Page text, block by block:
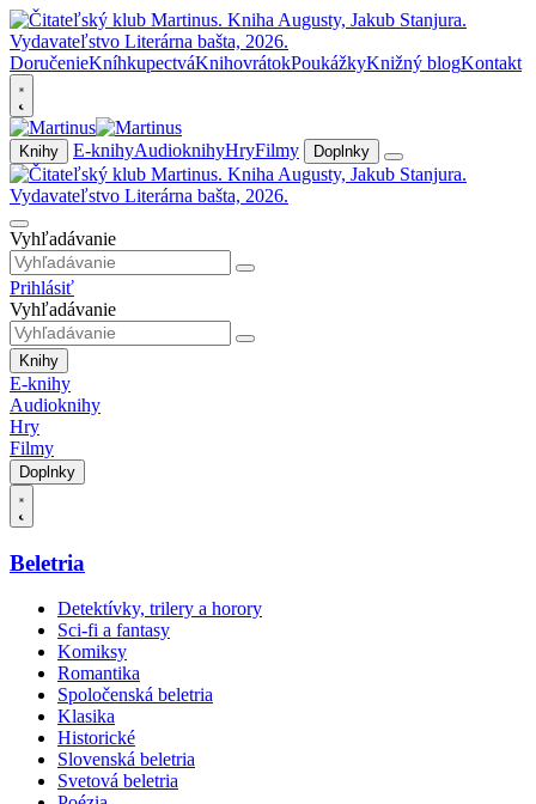
DoručenieKníhkupectváKnihovrátokPoukážkyKnižný blogKontakt
Knihy E-knihyAudioknihyHryFilmy Doplnky
Vyhľadávanie
Prihlásiť
Vyhľadávanie
Knihy
E-knihy
Audioknihy
Hry
Filmy
Doplnky
Beletria
Detektívky, trilery a horory
Sci-fi a fantasy
Komiksy
Romantika
Spoločenská beletria
Klasika
Historické
Slovenská beletria
Svetová beletria